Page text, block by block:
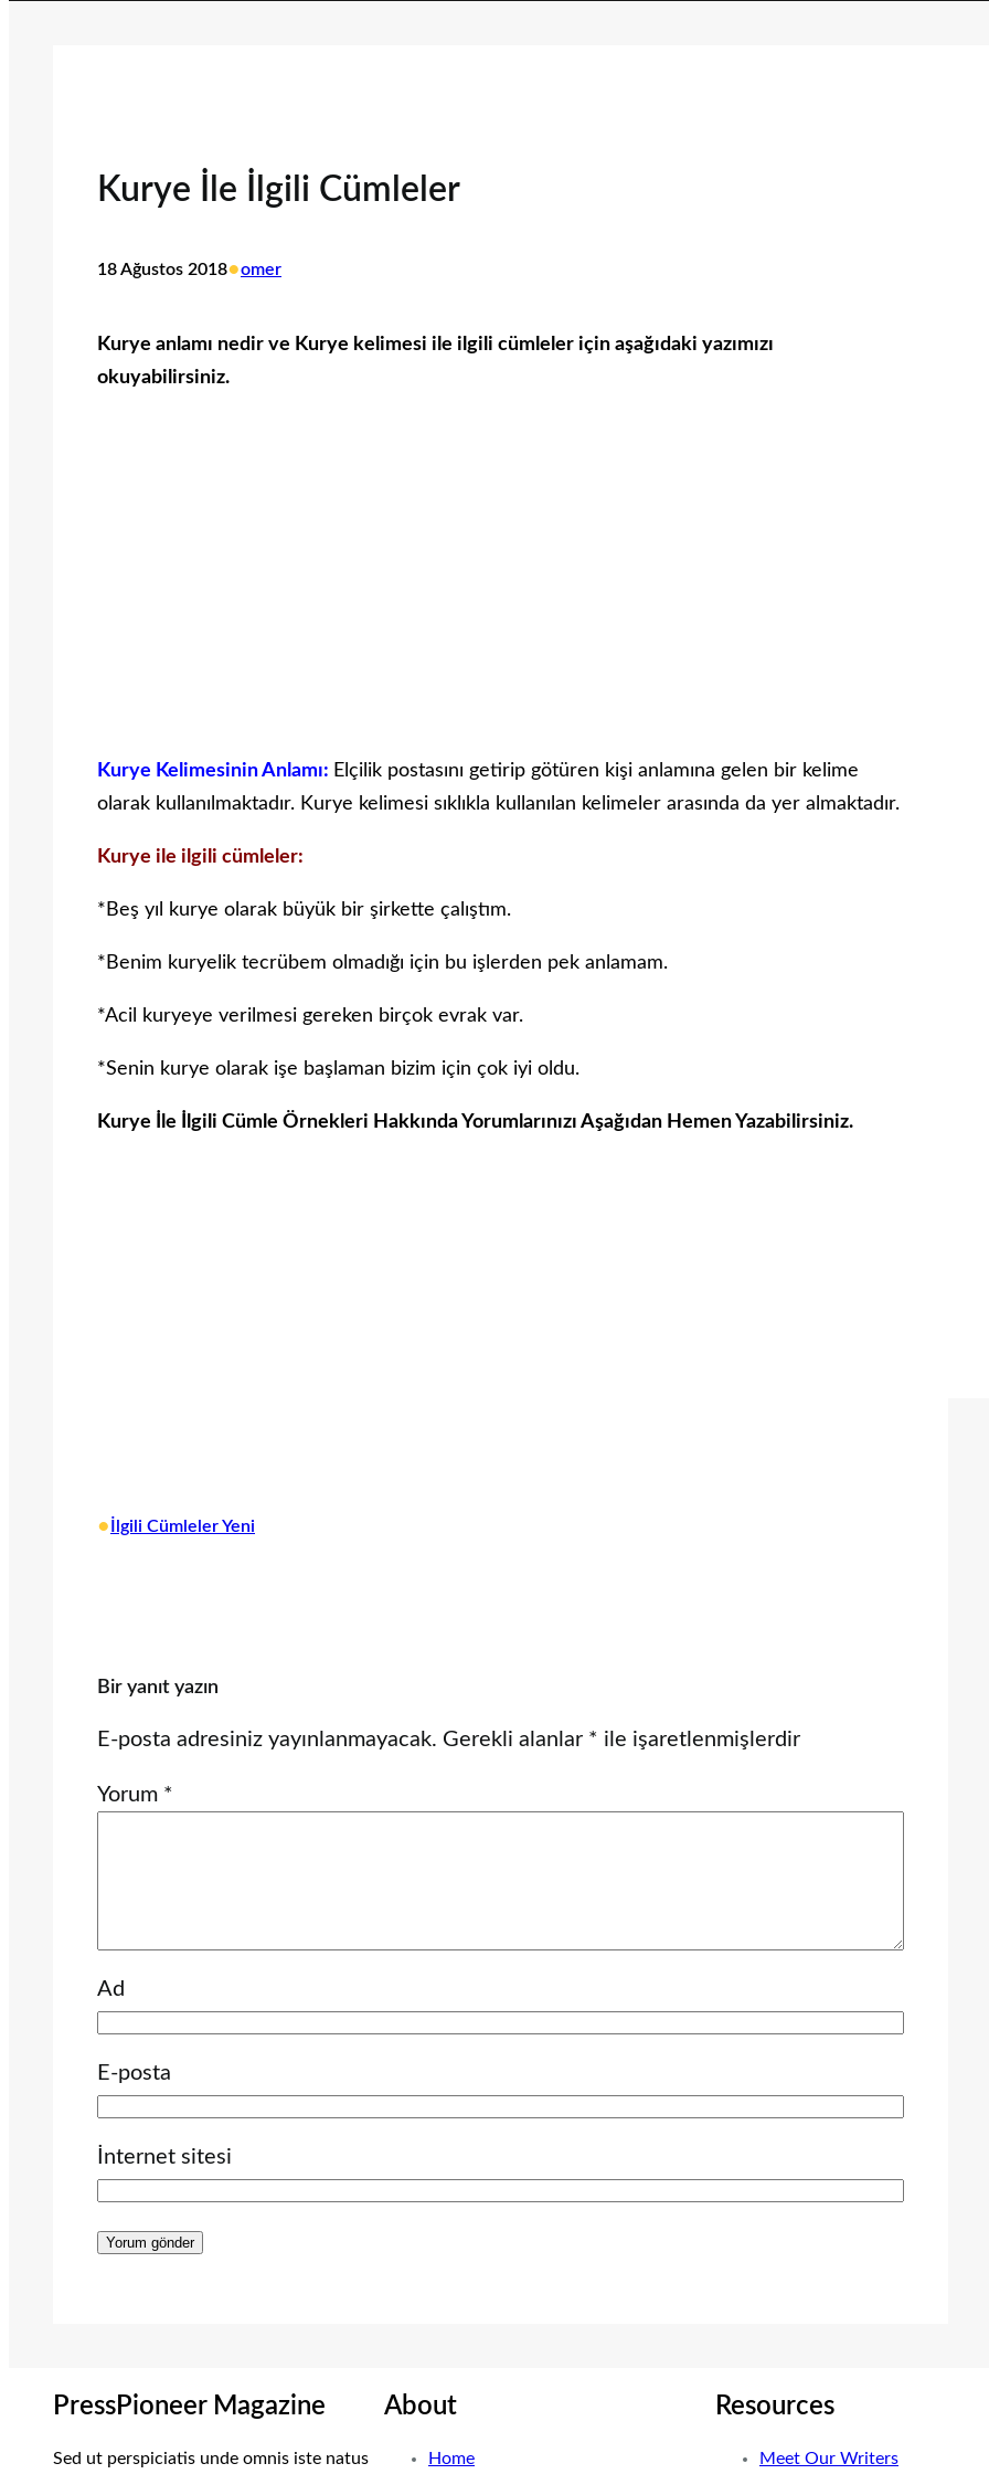
Kurye İle İlgili Cümleler
18 Ağustos 2018•omer
Kurye anlamı nedir ve Kurye kelimesi ile ilgili cümleler için aşağıdaki yazımızı
okuyabilirsiniz.
Kurye Kelimesinin Anlamı: Elçilik postasını getirip götüren kişi anlamına gelen bir kelime
olarak kullanılmaktadır. Kurye kelimesi sıklıkla kullanılan kelimeler arasında da yer almaktadır.
Kurye ile ilgili cümleler:
*Beş yıl kurye olarak büyük bir şirkette çalıştım.
*Benim kuryelik tecrübem olmadığı için bu işlerden pek anlamam.
*Acil kuryeye verilmesi gereken birçok evrak var.
*Senin kurye olarak işe başlaman bizim için çok iyi oldu.
Kurye İle İlgili Cümle Örnekleri Hakkında Yorumlarınızı Aşağıdan Hemen Yazabilirsiniz.
• İlgili Cümleler Yeni
Bir yanıt yazın
E-posta adresiniz yayınlanmayacak. Gerekli alanlar * ile işaretlenmişlerdir
Yorum *
Ad
E-posta
İnternet sitesi
PressPioneer Magazine
Sed ut perspiciatis unde omnis iste natus
About
Home
Resources
Meet Our Writers